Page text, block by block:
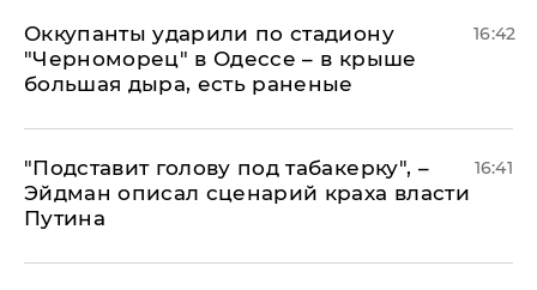
Оккупанты ударили по стадиону
"Черноморец" в Одессе – в крыше
большая дыра, есть раненые
16:42
​"Подставит голову под табакерку", –
Эйдман описал сценарий краха власти
Путина
16:41